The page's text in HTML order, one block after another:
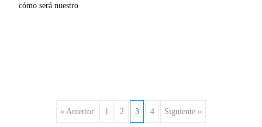
cómo será nuestro
Navegación
« Anterior 1 2 3 4 Siguiente »